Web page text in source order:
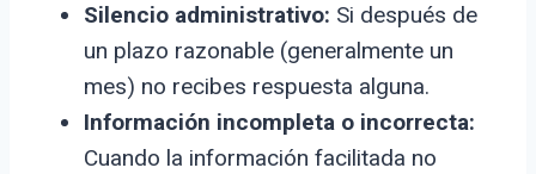
Silencio administrativo: Si después de
un plazo razonable (generalmente un
mes) no recibes respuesta alguna.
Información incompleta o incorrecta:
Cuando la información facilitada no